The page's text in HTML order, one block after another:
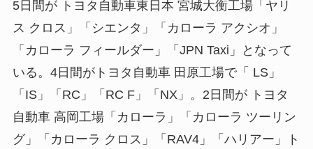
5日間が トヨタ自動車東日本 宮城大衡工場「ヤリ
ス クロス」「シエンタ」「カローラ アクシオ」
「カローラ フィールダー」「JPN Taxi」となって
いる。4日間がトヨタ自動車 田原工場で「 LS」
「IS」「RC」「RC F」「NX」。2日間が トヨタ
自動車 高岡工場「カローラ」「カローラ ツーリン
グ」「カローラ クロス」「RAV4」「ハリアー」ト